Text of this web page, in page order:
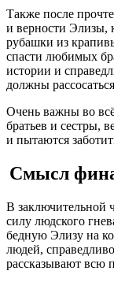
Также после
и верности Элизы,
рубашки из
спасти любимых
истории и
должны
Очень важны во
братьев и сестры,
и пытаются
Смысл
В заключительной
силу людского
бедную Элизу на
людей,
рассказывают всю